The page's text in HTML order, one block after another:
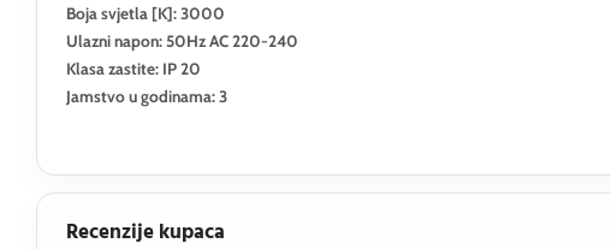
Boja svjetla [K]: 3000
Ulazni napon: 50Hz AC 220-240
Klasa zastite: IP 20
Jamstvo u godinama: 3
Recenzije kupaca